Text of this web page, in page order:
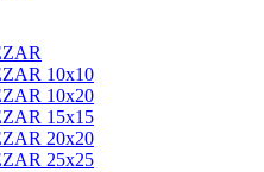
10х10
10х20
15х15
20х20
25х25